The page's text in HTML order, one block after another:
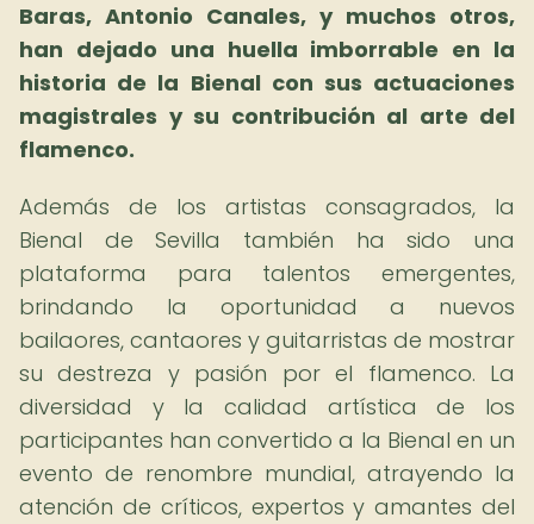
Baras, Antonio Canales, y muchos otros,
han dejado una huella imborrable en la
historia de la Bienal con sus actuaciones
magistrales y su contribución al arte del
flamenco.
Además de los artistas consagrados, la
Bienal de Sevilla también ha sido una
plataforma para talentos emergentes,
brindando la oportunidad a nuevos
bailaores, cantaores y guitarristas de mostrar
su destreza y pasión por el flamenco. La
diversidad y la calidad artística de los
participantes han convertido a la Bienal en un
evento de renombre mundial, atrayendo la
atención de críticos, expertos y amantes del